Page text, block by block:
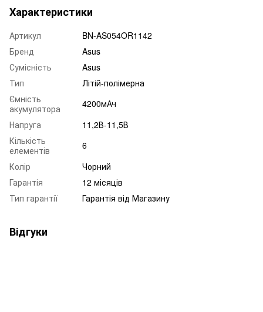
Характеристики
Артикул
BN-AS054OR1142
Бренд
Asus
Сумісність
Asus
Тип
Літій-полімерна
Ємність
акумулятора
4200мАч
Напруга
11,2В-11,5В
Кількість
елементів
6
Колір
Чорний
Гарантія
12 місяців
Тип гарантії
Гарантія від Магазину
Відгуки